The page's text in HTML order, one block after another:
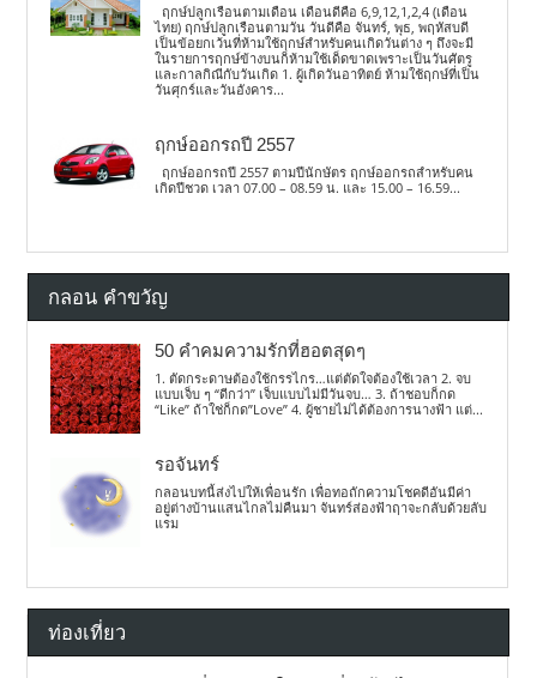
ฤกษ์ปลูกเรือนตามเดือน เดือนดีคือ 6,9,12,1,2,4 (เดือน
ไทย) ฤกษ์ปลูกเรือนตามวัน วันดีคือ จันทร์, พุธ, พฤหัสบดี
เป็นข้อยกเว้นที่ห้ามใช้ฤกษ์สำหรับคนเกิดวันต่าง ๆ ถึงจะมี
ในรายการฤกษ์ข้างบนก็ห้ามใช้เด็ดขาดเพราะเป็นวันศัตรู
และกาลกิณีกับวันเกิด 1. ผู้เกิดวันอาทิตย์ ห้ามใช้ฤกษ์ที่เป็น
วันศุกร์และวันอังคาร...
ฤกษ์ออกรถปี 2557
ฤกษ์ออกรถปี 2557 ตามปีนักษัตร ฤกษ์ออกรถสำหรับคน
เกิดปีชวด เวลา 07.00 – 08.59 น. และ 15.00 – 16.59...
กลอน คำขวัญ
50 คำคมความรักที่ฮอตสุดๆ
1. ตัดกระดาษต้องใช้กรรไกร…แต่ตัดใจต้องใช้เวลา 2. จบ
แบบเจ็บ ๆ “ดีกว่า” เจ็บแบบไม่มีวันจบ… 3. ถ้าชอบก็กด
“Like” ถ้าใช่ก็กด”Love” 4. ผู้ชายไม่ได้ต้องการนางฟ้า แต่...
รอจันทร์
กลอนบทนี้ส่งไปให้เพื่อนรัก เพื่อทอถักความโชคดีอันมีค่า
อยู่ต่างบ้านแสนไกลไม่คืนมา จันทร์ส่องฟ้าฤาจะกลับด้วยลับ
แรม
ท่องเที่ยว